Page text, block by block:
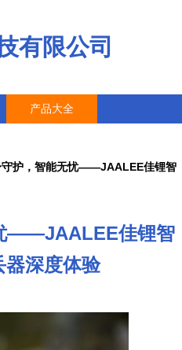
有限公司
产品大全
守护，智能无忧——JAALEE佳锂智
——JAALEE佳锂智
器深度体验